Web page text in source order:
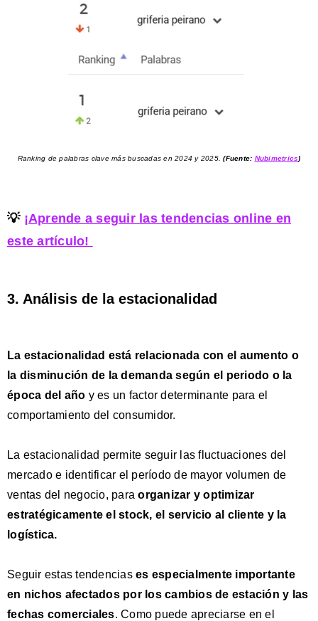
Ranking de palabras clave más buscadas en 2024 y 2025.(Fuente: Nubimetrics)
💡 ¡Aprende a seguir las tendencias online en
este artículo!
3. Análisis de la estacionalidad
La estacionalidad está relacionada con el aumento o
la disminución de la demanda según el periodo o la
época del año y es un factor determinante para el
comportamiento del consumidor.
La estacionalidad permite seguir las fluctuaciones del
mercado e identificar el período de mayor volumen de
ventas del negocio, para organizar y optimizar
estratégicamente el stock, el servicio al cliente y la
logística.
Seguir estas tendencias es especialmente importante
en nichos afectados por los cambios de estación y las
fechas comerciales. Como puede apreciarse en el